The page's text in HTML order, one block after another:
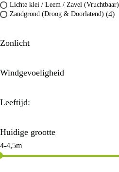
Lichte klei / Leem / Zavel (Vruchtbaar)
Zandgrond (Droog & Doorlatend) (4)
Zonlicht
Windgevoeligheid
Leeftijd:
Huidige grootte
4-4,5m